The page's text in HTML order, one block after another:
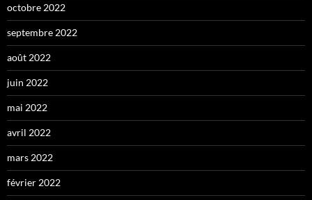
octobre 2022
septembre 2022
août 2022
juin 2022
mai 2022
avril 2022
mars 2022
février 2022